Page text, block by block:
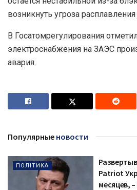
возникнуть угроза
В Госатомрегулирования
электроснабжения на ЗАЭС
авария.
Популярные новости
ПОЛІТИКА
Patriot
месяцев,